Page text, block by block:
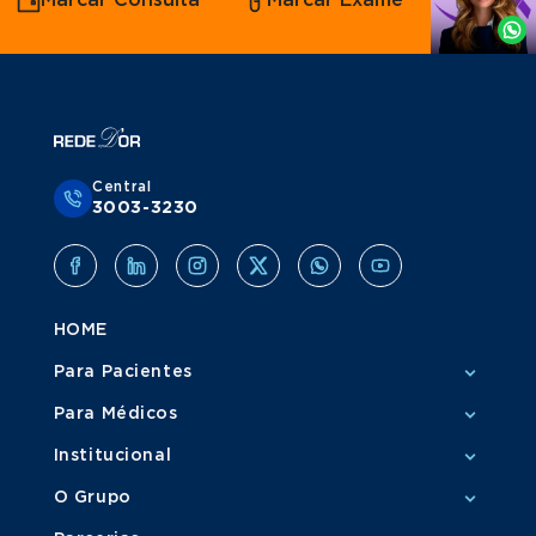
Whatsapp
Central
3003-3230
HOME
Para Pacientes
Para Médicos
Institucional
O Grupo